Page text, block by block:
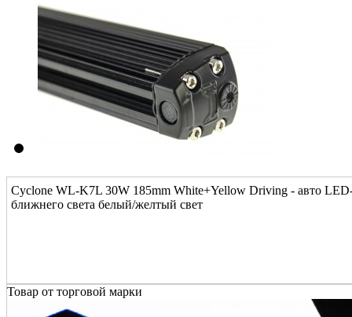
Cyclone WL-K7L 30W 185mm White+Yellow Driving - авто
ближнего света белый/желтый свет
Товар от торговой марки